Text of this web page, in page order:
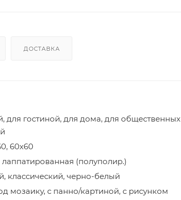
ДОСТАВКА
для гостиной, для дома, для общественных
60x60
лаппатированная (полуполир.)
классический, черно-белый
мозаику, с панно/картиной, с рисунком